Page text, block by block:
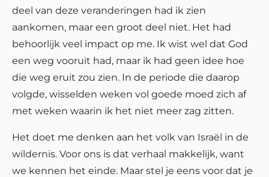
deel van deze veranderingen had ik zien
aankomen, maar een groot deel niet. Het had
behoorlijk veel impact op me. Ik wist wel dat God
een weg vooruit had, maar ik had geen idee hoe
die weg eruit zou zien. In de periode die daarop
volgde, wisselden weken vol goede moed zich af
met weken waarin ik het niet meer zag zitten.
Het doet me denken aan het volk van Israël in de
wildernis. Voor ons is dat verhaal makkelijk, want
we kennen het einde. Maar stel je eens voor dat je